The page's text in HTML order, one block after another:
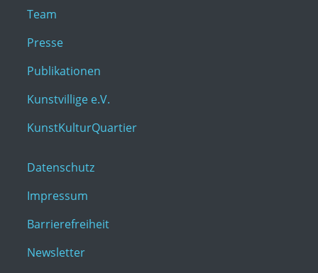
Team
Presse
Publikationen
Kunstvillige e.V.
KunstKulturQuartier
Datenschutz
Impressum
Barrierefreiheit
Newsletter